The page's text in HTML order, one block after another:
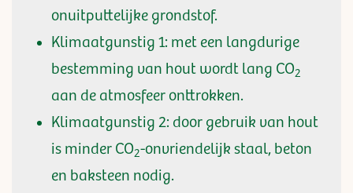
onuitputtelijke grondstof.
Klimaatgunstig 1: met een langdurige
bestemming van hout wordt lang CO2
aan de atmosfeer onttrokken.
Klimaatgunstig 2: door gebruik van hout
is minder CO2-onvriendelijk staal, beton
en baksteen nodig.